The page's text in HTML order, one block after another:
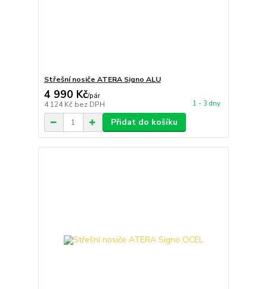
Střešní nosiče ATERA Signo ALU
4 990 Kč/pár
4 124 Kč bez DPH 1 - 3 dny
Přidat do košíku